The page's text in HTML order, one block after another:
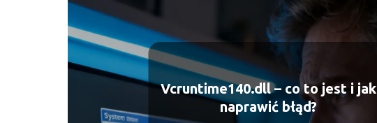
Vcruntime140.dll – co to jest i jak
naprawić błąd?